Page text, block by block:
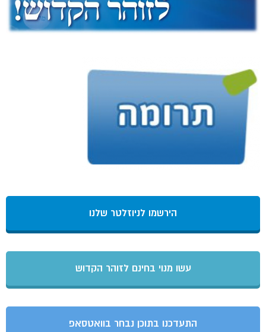
הירשמו לניוזלטר שלנו
עשו מנוי בחינם לזוהר הקדוש
התעדכנו בתוכן נבחר בוואטסאפ